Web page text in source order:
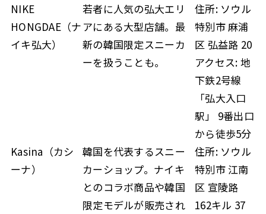
NIKE
HONGDAE（ナ
イキ弘大）
若者に人気の弘大エリ
アにある大型店舗。最
新の韓国限定スニーカ
ーを扱うことも。
住所: ソウル
特別市 麻浦
区 弘益路 20
アクセス: 地
下鉄2号線
「弘大入口
駅」 9番出口
から徒歩5分
Kasina（カシ
ーナ）
韓国を代表するスニー
カーショップ。ナイキ
とのコラボ商品や韓国
限定モデルが販売され
住所: ソウル
特別市 江南
区 宣陵路
162キル 37